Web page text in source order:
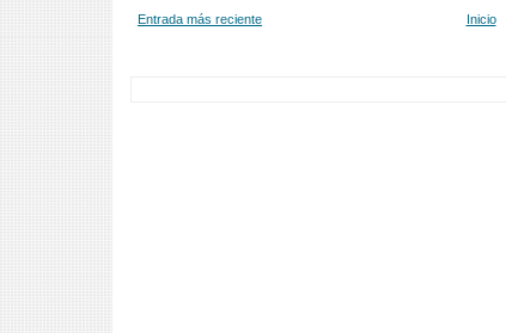
Entrada más reciente Inicio